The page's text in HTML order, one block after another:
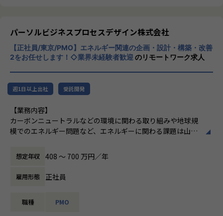
ステナビリティ推進や技術革新などが求められています。GX
（グリーントランスフォーメーション）は脱炭素化を通じて
環境負荷の低減を目指し、ドローンは業務効率化や省人化に
構築に貢献することができる点から、これらの市場は今後さ
当社のBPO（ビジネスプロセスアウトソーシング）は、世の
中に求められている課題に対し、課題の可視化からプロセス
した。私たちはその経験と実績を活かし、サステナビリティ
推進領域で成長が見込まれるGX・ドローン・MaaSの分野に
おいて、コンサルティングやBPOサービスを提供していま
す。そしてお客様の課題解決やお客様の成長支援を通じて、
ムの企画・開発は勿論、外販向けもプライム
案件を担当しています。自社には、リサーチ
＆ディベロップメントを専門に行っている統
括部があり、最新技術を他部署が手掛けてい
る案件で利用できないかを検討したり、自社
またセールス、Webマーケティングに特化し
たアウトソーシングを展開しています。
■ヒト領域
ォーマンス最大化に貢献することを目的とし
派遣採用支援システムなどを手掛けていま
パーソルビジネスプロセスデザイン株式会社
【正社員/東京/PMO】エネルギー関連の企画・設計・構築・改善
2をお任せします！◇業界未経験者歓迎 のリモートワーク求人
週1日以上出社 受託開発
【業務内容】
カーボンニュートラルなどの環境に関わる取り組みや地球規
模でのエネルギー問題など、エネルギーに関わる課題は山積
上がりを見せています。そういった領域で成長を続ける民間
企業と共に、ビジネスパートナーとして支援をするのが私た
ちの仕事です。理想のプランを提案して終わりではなく、ク
ライアント先に常駐し、共に伴走しながら当事者として業務
が役割分担し、連携を密に行うことでミッションの達成を目
想定年収 408 〜 700 万円／年
雇用形態 正社員
職種 PMO